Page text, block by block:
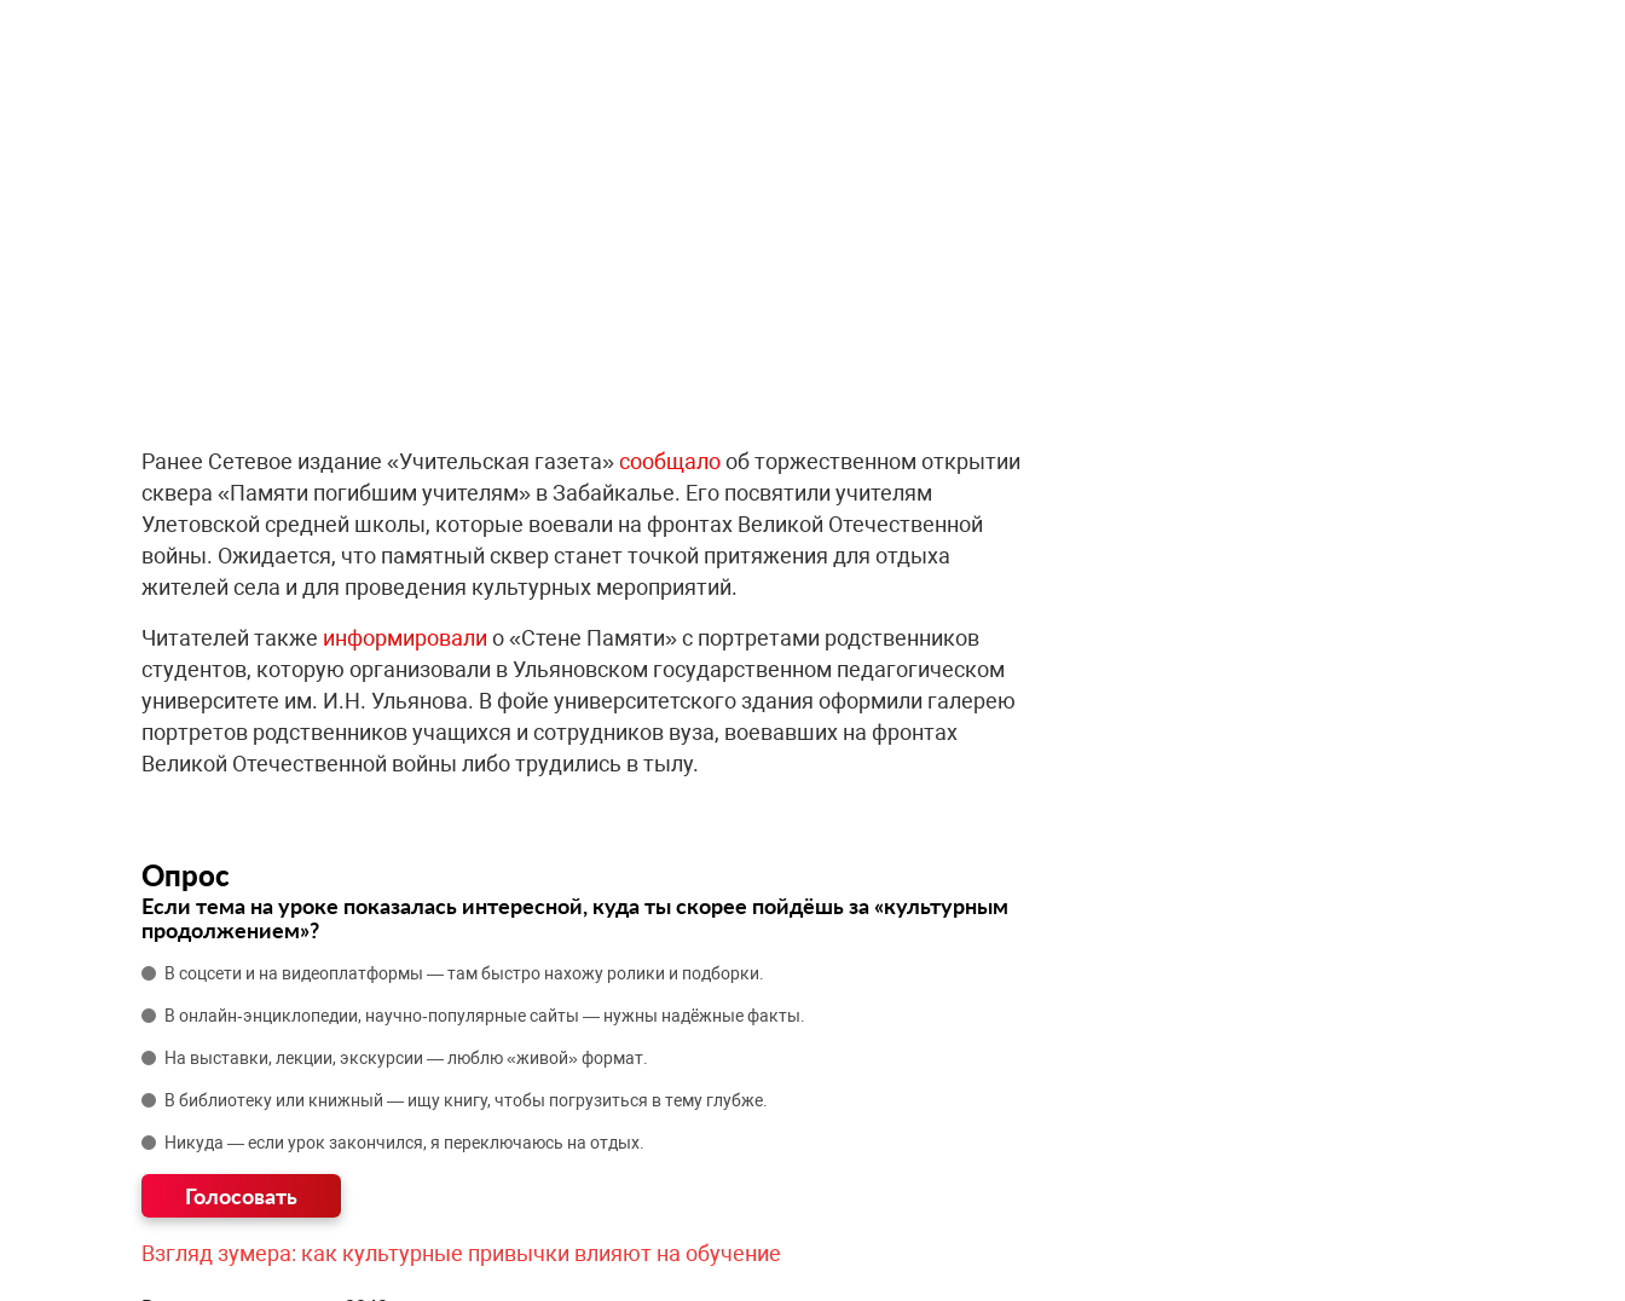
Ранее Сетевое издание «Учительская газета»сообщалооб торжественном открытии
сквера «Памяти погибшим учителям» в Забайкалье. Его посвятили учителям
Улетовской средней школы, которые воевали на фронтах Великой Отечественной
войны. Ожидается, что памятный сквер станет точкой притяжения для отдыха
жителей села и для проведения культурных мероприятий.
Читателей также информировали о «Стене Памяти» с портретами родственников
студентов, которую организовали в Ульяновском государственном педагогическом
университете им. И.Н. Ульянова. В фойе университетского здания оформили галерею
портретов родственников учащихся и сотрудников вуза, воевавших на фронтах
Великой Отечественной войны либо трудились в тылу.
Опрос
Если тема на уроке показалась интересной, куда ты скорее пойдёшь за «культурным
продолжением»?
В соцсети и на видеоплатформы — там быстро нахожу ролики и подборки.
В онлайн‑энциклопедии, научно‑популярные сайты — нужны надёжные факты.
На выставки, лекции, экскурсии — люблю «живой» формат.
В библиотеку или книжный — ищу книгу, чтобы погрузиться в тему глубже.
Никуда — если урок закончился, я переключаюсь на отдых.
Взгляд зумера: как культурные привычки влияют на обучение